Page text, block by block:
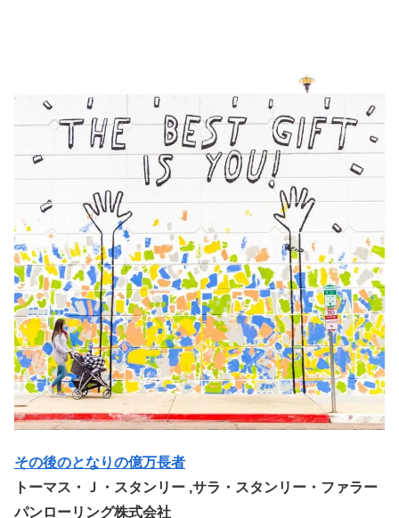
その後のとなりの億万長者
トーマス・Ｊ・スタンリー ,サラ・スタンリー・ファラー
パンローリング株式会社